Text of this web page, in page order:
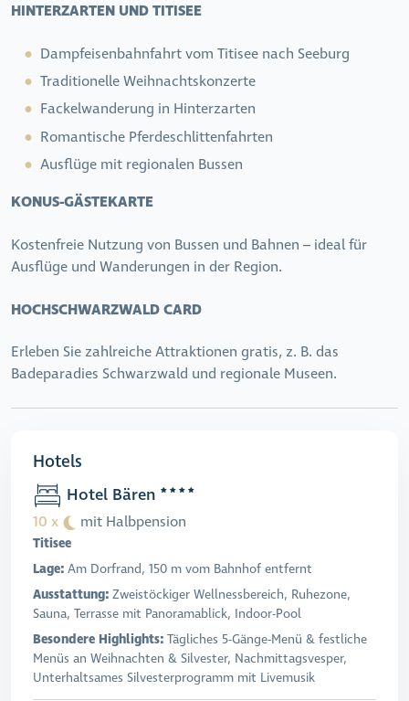
HINTERZARTEN UND TITISEE
Dampfeisenbahnfahrt vom Titisee nach Seeburg
Traditionelle Weihnachtskonzerte
Fackelwanderung in Hinterzarten
Romantische Pferdeschlittenfahrten
Ausflüge mit regionalen Bussen
KONUS-GÄSTEKARTE
Kostenfreie Nutzung von Bussen und Bahnen – ideal für
Ausflüge und Wanderungen in der Region.
HOCHSCHWARZWALD CARD
Erleben Sie zahlreiche Attraktionen gratis, z. B. das
Badeparadies Schwarzwald und regionale Museen.
Hotels
Hotel Bären
10 x mit Halbpension
Titisee
Lage: Am Dorfrand, 150 m vom Bahnhof entfernt
Ausstattung: Zweistöckiger Wellnessbereich, Ruhezone,
Sauna, Terrasse mit Panoramablick, Indoor-Pool
Besondere Highlights: Tägliches 5-Gänge-Menü & festliche
Menüs an Weihnachten & Silvester, Nachmittagsvesper,
Unterhaltsames Silvesterprogramm mit Livemusik